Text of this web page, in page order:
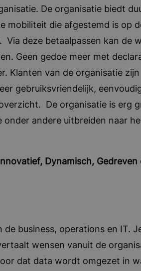
De organisatie biedt
mobiliteit die afgestemd is op
Via deze betaalpassen kan de
Geen gedoe meer met
Klanten van de organisatie
gebruiksvriendelijk,
De organisatie is erg
andere uitbreiden naar
Dynamisch, Gedreven
de business, operations en IT.
wensen vanuit de
dat data wordt omgezet in